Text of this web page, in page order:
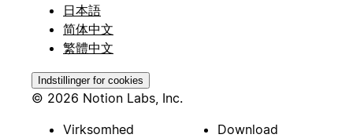
日本語
简体中文
繁體中文
Indstillinger for cookies
© 2026 Notion Labs, Inc.
Virksomhed
Download